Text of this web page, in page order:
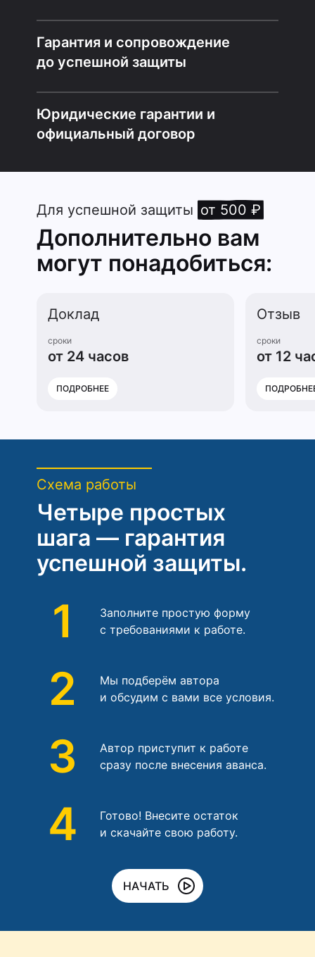
Гарантия и сопровождение
до успешной защиты
Юридические гарантии и
официальный договор
Для успешной защиты от 500 ₽
Дополнительно вам
могут понадобиться:
Доклад
сроки
от 24 часов
ПОДРОБНЕЕ
Отзыв
сроки
от 12
Схема работы
Четыре простых
шага — гарантия
успешной защиты.
1
Заполните простую форму
с требованиями к работе.
2
Мы подберём автора
и обсудим с вами все условия.
3
Автор приступит к работе
сразу после внесения аванса.
4
Готово! Внесите остаток
и скачайте свою работу.
НАЧАТЬ